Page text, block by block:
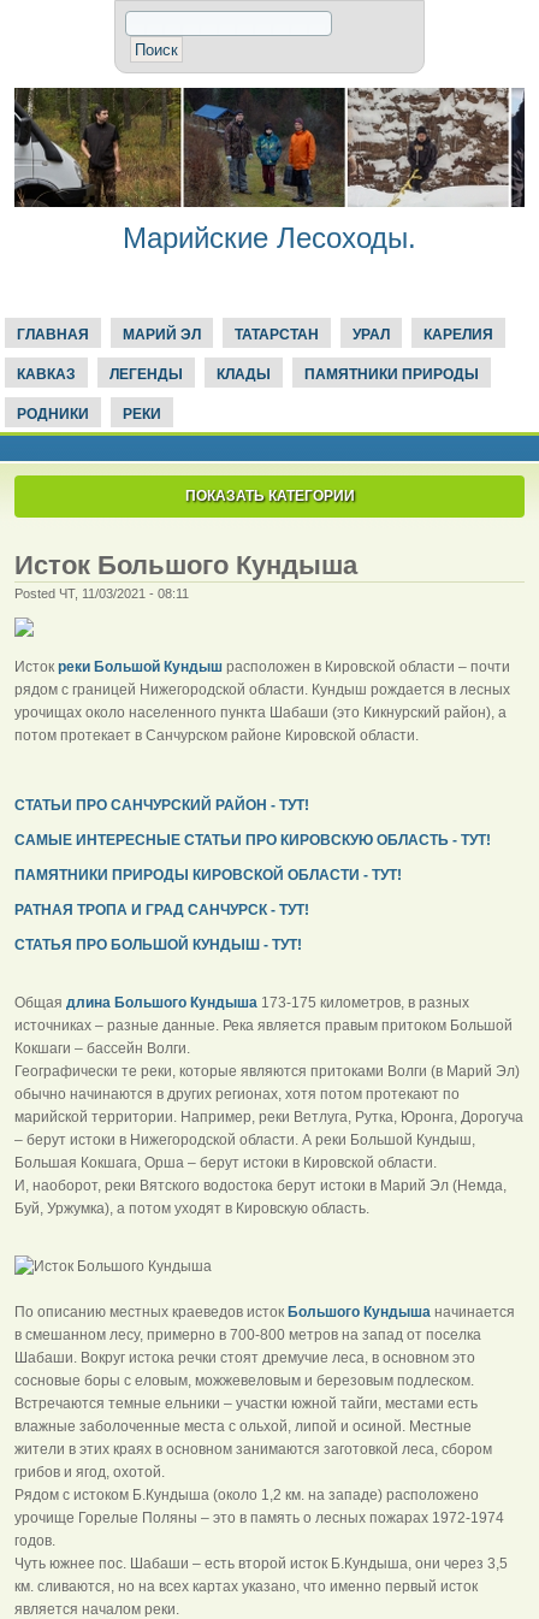
Марийские Лесоходы.
ГЛАВНАЯ МАРИЙ ЭЛ ТАТАРСТАН УРАЛ КАРЕЛИЯ
КАВКАЗ ЛЕГЕНДЫ КЛАДЫ ПАМЯТНИКИ ПРИРОДЫ
РОДНИКИ РЕКИ
ПОКАЗАТЬ КАТЕГОРИИ
Исток Большого Кундыша
Posted ЧТ, 11/03/2021 - 08:11
Исток реки Большой Кундыш расположен в Кировской области – почти
рядом с границей Нижегородской области. Кундыш рождается в лесных
урочищах около населенного пункта Шабаши (это Кикнурский район), а
потом протекает в Санчурском районе Кировской области.
СТАТЬИ ПРО САНЧУРСКИЙ РАЙОН - ТУТ!
САМЫЕ ИНТЕРЕСНЫЕ СТАТЬИ ПРО КИРОВСКУЮ ОБЛАСТЬ - ТУТ!
ПАМЯТНИКИ ПРИРОДЫ КИРОВСКОЙ ОБЛАСТИ - ТУТ!
РАТНАЯ ТРОПА И ГРАД САНЧУРСК - ТУТ!
СТАТЬЯ ПРО БОЛЬШОЙ КУНДЫШ - ТУТ!
Общая длина Большого Кундыша 173-175 километров, в разных
источниках – разные данные. Река является правым притоком Большой
Кокшаги – бассейн Волги.
Географически те реки, которые являются притоками Волги (в Марий Эл)
обычно начинаются в других регионах, хотя потом протекают по
марийской территории. Например, реки Ветлуга, Рутка, Юронга, Дорогуча
– берут истоки в Нижегородской области. А реки Большой Кундыш,
Большая Кокшага, Орша – берут истоки в Кировской области.
И, наоборот, реки Вятского водостока берут истоки в Марий Эл (Немда,
Буй, Уржумка), а потом уходят в Кировскую область.
По описанию местных краеведов исток Большого Кундыша начинается
в смешанном лесу, примерно в 700-800 метров на запад от поселка
Шабаши. Вокруг истока речки стоят дремучие леса, в основном это
сосновые боры с еловым, можжевеловым и березовым подлеском.
Встречаются темные ельники – участки южной тайги, местами есть
влажные заболоченные места с ольхой, липой и осиной. Местные
жители в этих краях в основном занимаются заготовкой леса, сбором
грибов и ягод, охотой.
Рядом с истоком Б.Кундыша (около 1,2 км. на западе) расположено
урочище Горелые Поляны – это в память о лесных пожарах 1972-1974
годов.
Чуть южнее пос. Шабаши – есть второй исток Б.Кундыша, они через 3,5
км. сливаются, но на всех картах указано, что именно первый исток
является началом реки.